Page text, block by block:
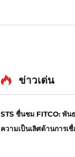
ข่าวเด่น
STS ชื่นชม FITCO: พั
ความเป็นเลิศด้านการเ